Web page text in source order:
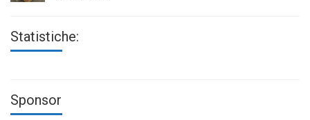
Statistiche:
Sponsor